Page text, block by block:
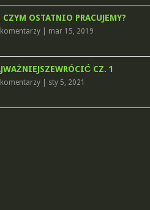
CZYM OSTATNIO PRACUJEMY?
| mar 15, 2019
CZ. 1
| sty 5, 2021